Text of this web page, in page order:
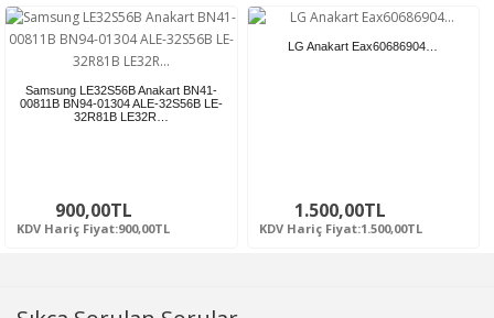
Samsung LE32S56B Anakart BN41-
00811B BN94-01304 ALE-32S56B LE-
32R81B LE32R…
900,00TL
KDV Hariç Fiyat:900,00TL
LG Anakart Eax60686904…
1.500,00TL
KDV Hariç Fiyat:1.500,00TL